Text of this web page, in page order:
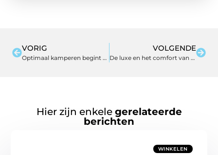
VORIG
Optimaal kamperen begint met de juiste tentkeuze!
VOLGENDE
De luxe en het comfort van velours eetkamerstoelen
Hier zijn enkele gerelateerde
berichten
WINKELEN